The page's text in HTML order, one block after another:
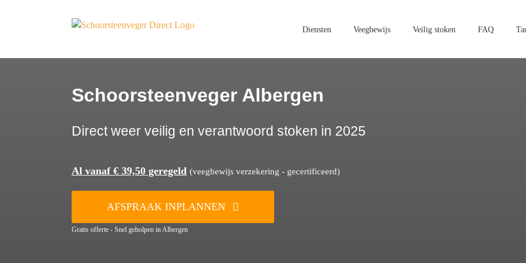
Diensten Veegbewijs Veilig stoken FAQ
Schoorsteenveger Albergen
Direct weer veilig en verantwoord stoken in 2025
Al vanaf € 39,50 geregeld (veegbewijs verzekering - gecertificeerd)
AFSPRAAK INPLANNEN
Gratis offerte - Snel geholpen in Albergen